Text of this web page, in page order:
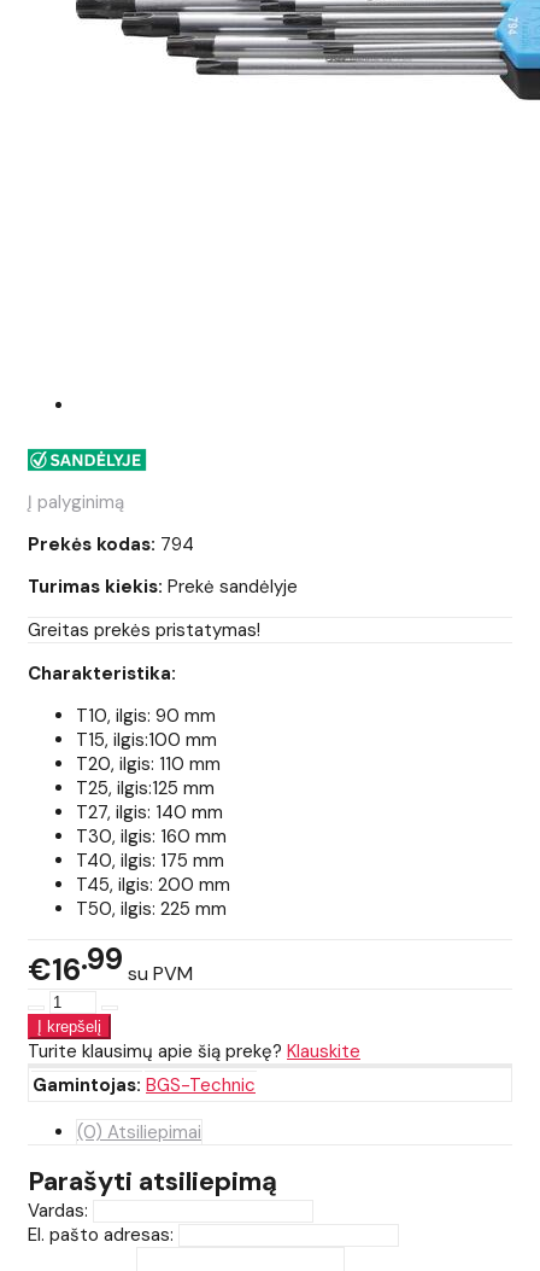
Į palyginimą
Prekės kodas: 794
Turimas kiekis: Prekė sandėlyje
Greitas prekės pristatymas!
Charakteristika:
T10, ilgis: 90 mm
T15, ilgis:100 mm
T20, ilgis: 110 mm
T25, ilgis:125 mm
T27, ilgis: 140 mm
T30, ilgis: 160 mm
T40, ilgis: 175 mm
T45, ilgis: 200 mm
T50, ilgis: 225 mm
€16 99 su PVM
Turite klausimų apie šią prekę? Klauskite
Gamintojas: BGS-Technic
(0) Atsiliepimai
Parašyti atsiliepimą
Vardas:
El. pašto adresas: